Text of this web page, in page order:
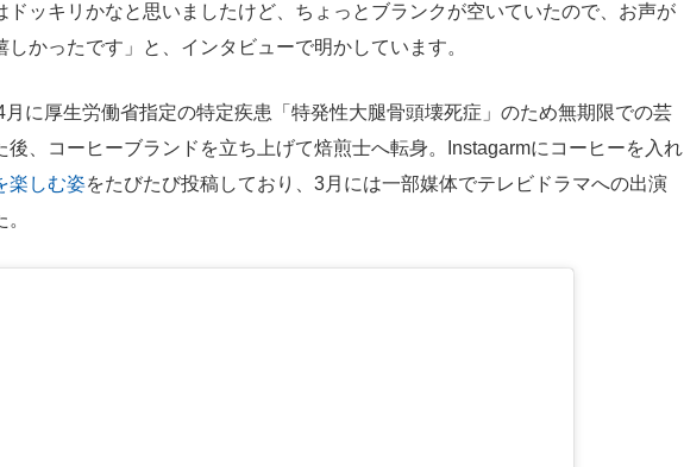
ドッキリかなと思いましたけど、ちょっとブランクが空いていたので、お声が
かったです」と、インタビューで明かしています。
に厚生労働省指定の特定疾患「特発性大腿骨頭壊死症」のため無期限での芸
後、コーヒーブランドを立ち上げて焙煎士へ転身。Instagarmにコーヒーを入れ
楽しむ姿をたびたび投稿しており、3月には一部媒体でテレビドラマへの出演